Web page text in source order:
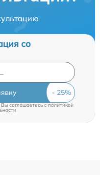
со
Вы соглашаетесь cполитикой